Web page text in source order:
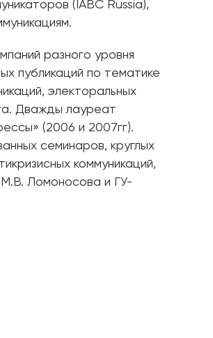
(IABC Russia),
разного уровня
публикаций по тематике
электоральных
Дважды лауреат
(2006 и 2007гг).
семинаров, круглых
коммуникаций,
М.В. Ломоносова и ГУ-